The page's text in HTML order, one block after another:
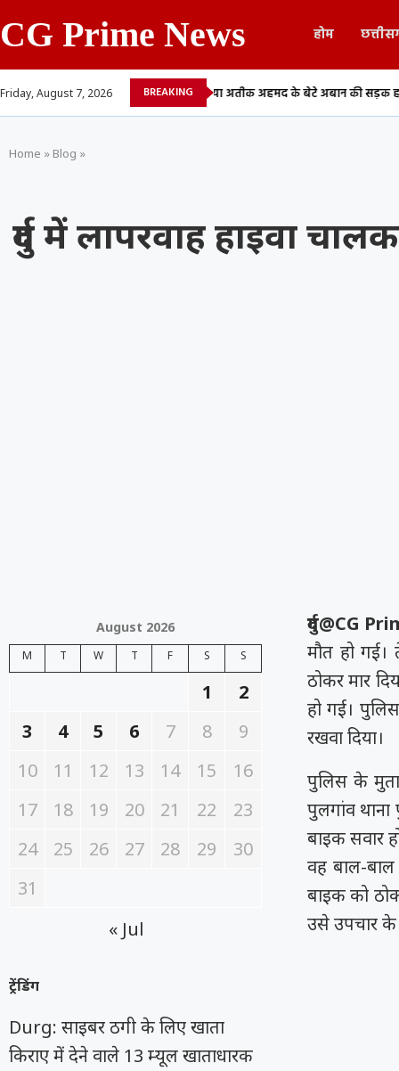
CG Prime News होम
Friday, August 7, 2026 BREAKING
में देने वाले 13... माफिया अतीक अहमद के बेटे अबान की सड़क हादसे में मौत,...
Home » Blog »
दुर्ग में लापरवाह हाइवा
दुर्ग@CG
मौत हो गई।
ठोकर मार
हो गई।
रखवा दिया।
पुलिस के
पुलगांव
बाइक सवार
वह बाल-
बाइक को
उसे उपचार के
August 2026
M T W T F S S
1
2
3
4 5 6 7 8
9
10
11 12 13 14 15
16
17
18 19 20 21 22
23
24
25 26 27 28 29
30
31
« Jul
ट्रेंडिंग
Durg: साइबर ठगी के लिए खाता
किराए में देने वाले 13 म्यूल खाताधारक